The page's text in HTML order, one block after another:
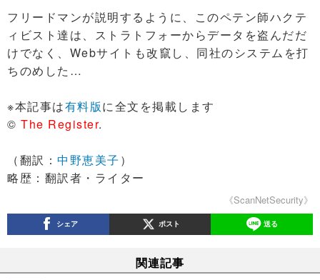
フリードマンが説明するように、このペテン師ハクテ
ィビスト達は、ストラトフォーからデータを盗んだだ
けでなく、Webサイトも改竄し、同社のシステムを打
ちのめした…
※本記事は有料版に全文を掲載します
© The Register.
（翻訳： 中野恵美子 ）
略歴：翻訳者・ライター
《ScanNetSecurity》
シェア ポスト 送る
関連記事